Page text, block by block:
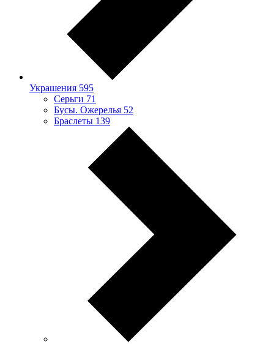
Украшения 595
Серьги 71
Бусы. Ожерелья 52
Браслеты 139